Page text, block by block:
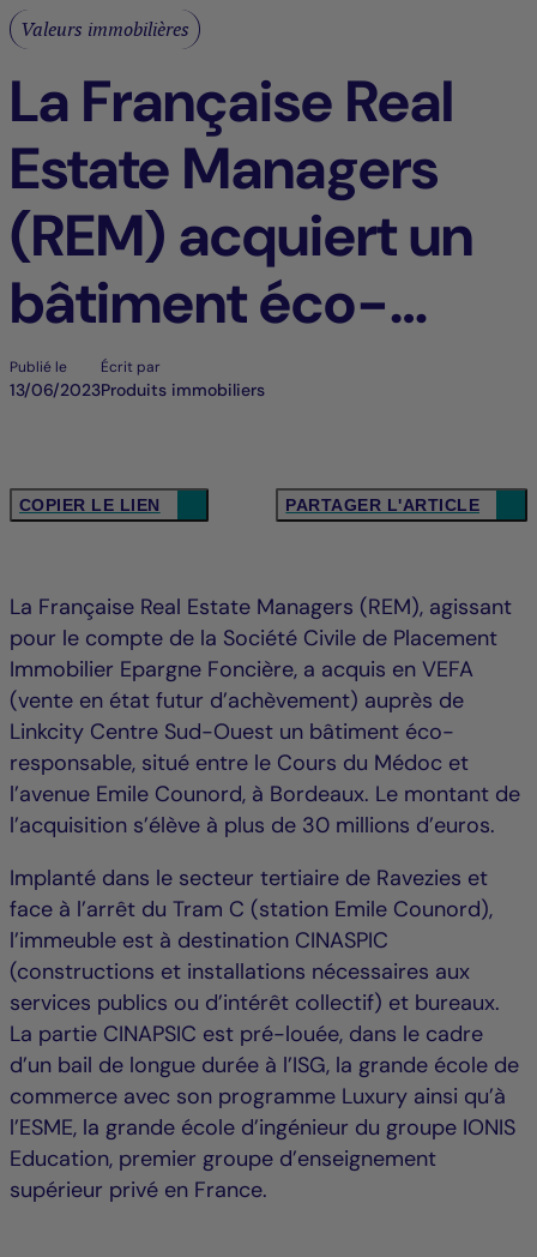
Valeurs immobilières
La Française Real
Estate Managers
(REM) acquiert un
bâtiment éco-
responsable à
Publié le
13/06/2023
Écrit par
Produits immobiliers
COPIER LE LIEN PARTAGER L'ARTICLE
La Française Real Estate Managers (REM), agissant
pour le compte de la Société Civile de Placement
Immobilier Epargne Foncière, a acquis en VEFA
(vente en état futur d’achèvement) auprès de
Linkcity Centre Sud-Ouest un bâtiment éco-
responsable, situé entre le Cours du Médoc et
l’avenue Emile Counord, à Bordeaux. Le montant de
l’acquisition s’élève à plus de 30 millions d’euros.
Implanté dans le secteur tertiaire de Ravezies et
face à l’arrêt du Tram C (station Emile Counord),
l’immeuble est à destination CINASPIC
(constructions et installations nécessaires aux
services publics ou d’intérêt collectif) et bureaux.
La partie CINAPSIC est pré-louée, dans le cadre
d’un bail de longue durée à l’ISG, la grande école de
commerce avec son programme Luxury ainsi qu’à
l’ESME, la grande école d’ingénieur du groupe IONIS
Education, premier groupe d’enseignement
supérieur privé en France.